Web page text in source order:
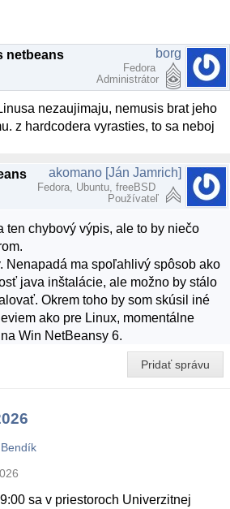
netbeans borg
Fedora
Administrátor
nezaujimaju, nemusis brat jeho
z hardcodera vyrasties, to sa neboj
akomano [Ján Jamrich]
Fedora, Ubuntu, freeBSD
Používateľ
ten chybový výpis, ale to by niečo
Nenapadá ma spoľahlivý spôsob ako
java inštalácie, ale možno by stálo
Okrem toho by som skúsil iné
ako pre Linux, momentálne
Win NetBeansy 6.
Pridať správu
sa v priestoroch Univerzitnej